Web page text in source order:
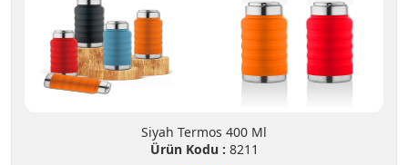
Siyah Termos 400 Ml
Ürün Kodu : 8211